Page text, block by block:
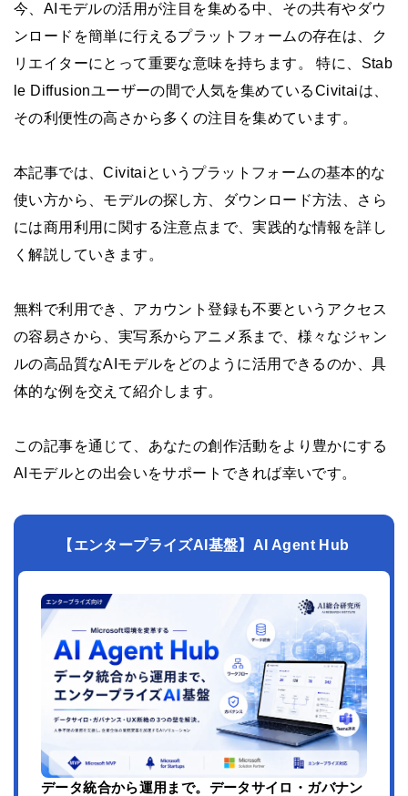
今、AIモデルの活用が注目を集める中、その共有やダウ
ンロードを簡単に行えるプラットフォームの存在は、ク
リエイターにとって重要な意味を持ちます。 特に、Stab
le Diffusionユーザーの間で人気を集めているCivitaiは、
その利便性の高さから多くの注目を集めています。
本記事では、Civitaiというプラットフォームの基本的な
使い方から、モデルの探し方、ダウンロード方法、さら
には商用利用に関する注意点まで、実践的な情報を詳し
く解説していきます。
無料で利用でき、アカウント登録も不要というアクセス
の容易さから、実写系からアニメ系まで、様々なジャン
ルの高品質なAIモデルをどのように活用できるのか、具
体的な例を交えて紹介します。
この記事を通じて、あなたの創作活動をより豊かにする
AIモデルとの出会いをサポートできれば幸いです。
【エンタープライズAI基盤】AI Agent Hub
データ統合から運用まで。データサイロ・ガバナン